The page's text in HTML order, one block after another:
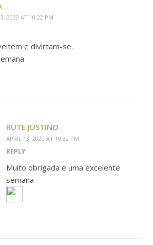
2020 AT 10:22 PM
e divirtam-se.
RUTE JUSTINO
APRIL 13, 2020 AT 10:32 PM
REPLY
Muito obrigada e uma excelente
semana